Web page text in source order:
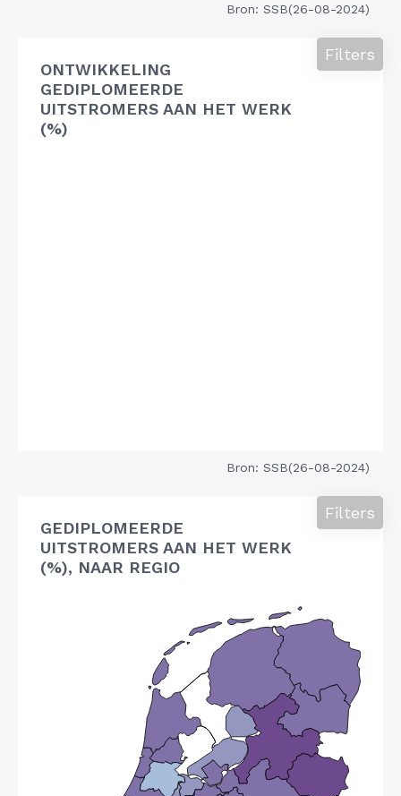
Bron: SSB(26-08-2024)
ONTWIKKELING
GEDIPLOMEERDE
UITSTROMERS AAN HET WERK
(%)
Filters
Bron: SSB(26-08-2024)
GEDIPLOMEERDE
UITSTROMERS AAN HET WERK
(%), NAAR REGIO
Filters